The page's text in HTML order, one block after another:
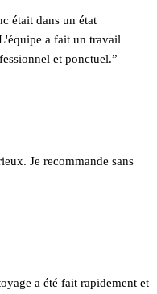
était dans un état
a fait un travail
et ponctuel.”
Je recommande sans
a été fait rapidement et